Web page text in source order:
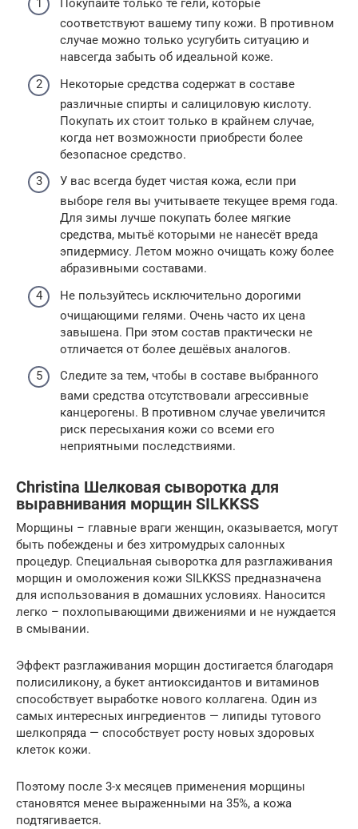
Покупайте только те гели, которые
соответствуют вашему типу кожи. В противном
случае можно только усугубить ситуацию и
навсегда забыть об идеальной коже.
Некоторые средства содержат в составе
различные спирты и салициловую кислоту.
Покупать их стоит только в крайнем случае,
когда нет возможности приобрести более
безопасное средство.
У вас всегда будет чистая кожа, если при
выборе геля вы учитываете текущее время года.
Для зимы лучше покупать более мягкие
средства, мытьё которыми не нанесёт вреда
эпидермису. Летом можно очищать кожу более
абразивными составами.
Не пользуйтесь исключительно дорогими
очищающими гелями. Очень часто их цена
завышена. При этом состав практически не
отличается от более дешёвых аналогов.
Следите за тем, чтобы в составе выбранного
вами средства отсутствовали агрессивные
канцерогены. В противном случае увеличится
риск пересыхания кожи со всеми его
неприятными последствиями.
Christina Шелковая сыворотка для
выравнивания морщин SILKKSS
Морщины – главные враги женщин, оказывается, могут
быть побеждены и без хитромудрых салонных
процедур. Специальная сыворотка для разглаживания
морщин и омоложения кожи SILKKSS предназначена
для использования в домашних условиях. Наносится
легко – похлопывающими движениями и не нуждается
в смывании.
Эффект разглаживания морщин достигается благодаря
полисиликону, а букет антиоксидантов и витаминов
способствует выработке нового коллагена. Один из
самых интересных ингредиентов — липиды тутового
шелкопряда — способствует росту новых здоровых
клеток кожи.
Поэтому после 3-х месяцев применения морщины
становятся менее выраженными на 35%, а кожа
подтягивается.